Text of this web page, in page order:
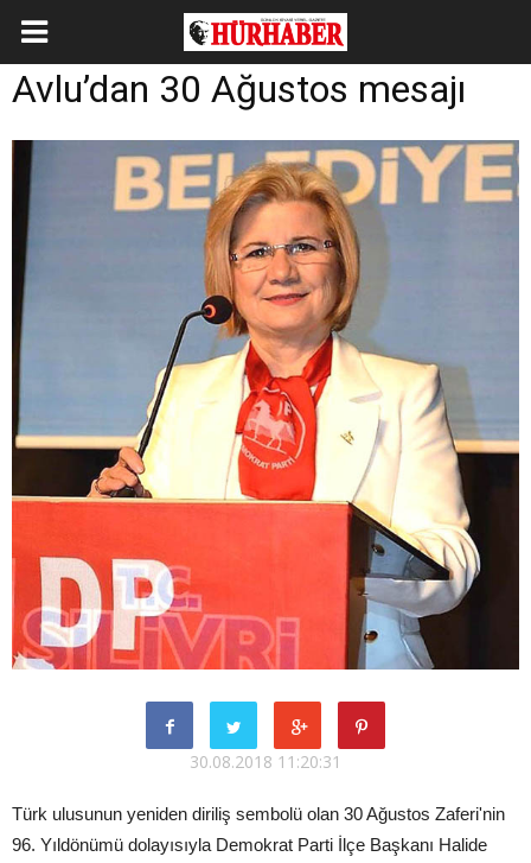
Avlu’dan 30 Ağustos mesajı
30.08.2018 11:20:31
Türk ulusunun yeniden diriliş sembolü olan 30 Ağustos Zaferi'nin
96. Yıldönümü dolayısıyla Demokrat Parti İlçe Başkanı Halide